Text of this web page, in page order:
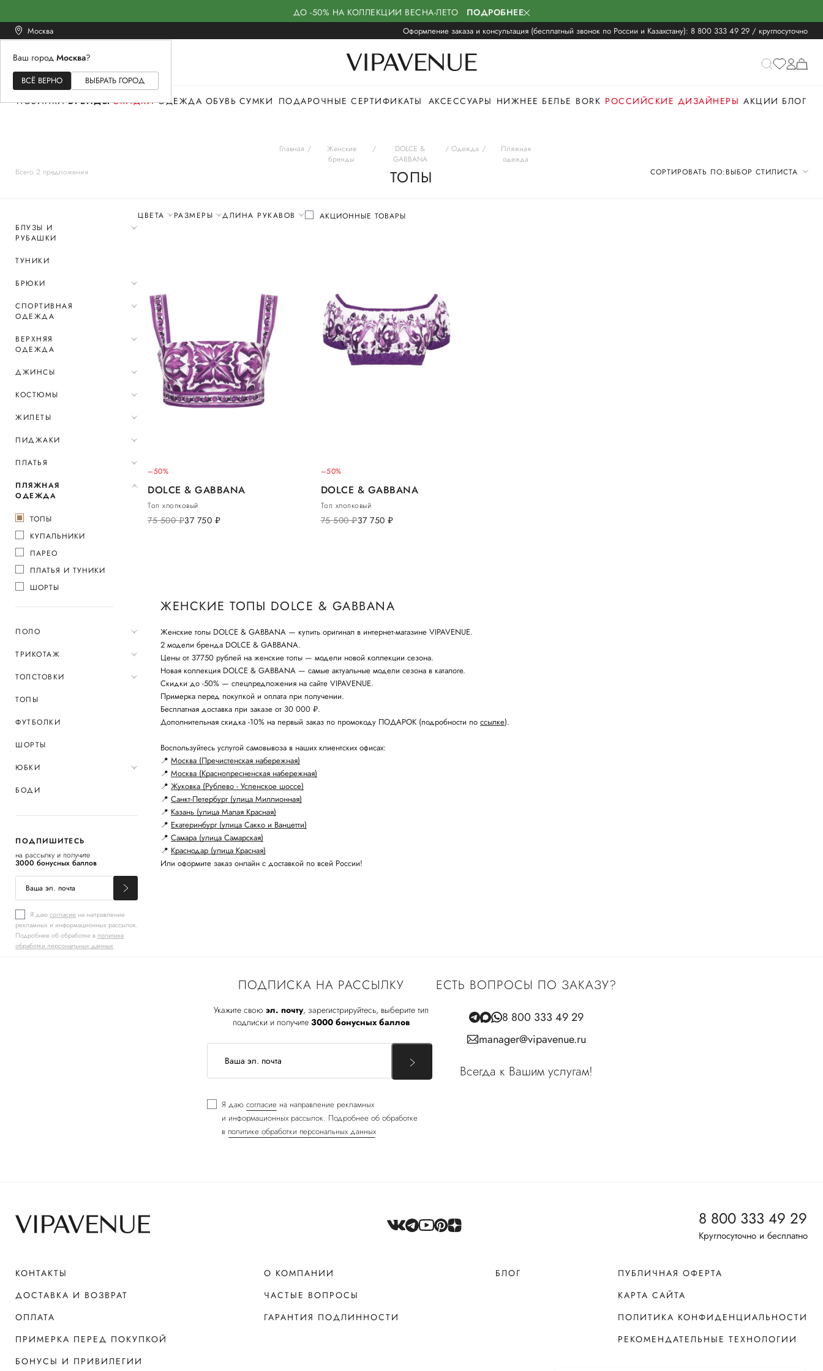
ДО -50% НА КОЛЛЕКЦИИ ВЕСНА-ЛЕТО ПОДРОБНЕЕ
Москва Оформление заказа и консультация (бесплатный звонок по России и Казахстану): 8 800 333 49 29 / круглосуточно
Ваш город Москва?
ВСЁ ВЕРНО ВЫБРАТЬ ГОРОД
ЖЕНСКОЕМУЖСКОЕ
НОВИНКИ БРЕНДЫ СКИДКИ ОДЕЖДА ОБУВЬ СУМКИ ПОДАРОЧНЫЕ СЕРТИФИКАТЫ АКСЕССУАРЫ НИЖНЕЕ БЕЛЬЕ BORK РОССИЙСКИЕ ДИЗАЙНЕРЫ АКЦИИ БЛОГ
Всего 2 предложения
Главная
Женские
бренды
DOLCE &
GABBANA
Одежда
Пляжная
одежда
ТОПЫ СОРТИРОВАТЬ ПО:ВЫБОР СТИЛИСТА
БЛУЗЫ И
РУБАШКИ
ТУНИКИ
БРЮКИ
СПОРТИВНАЯ
ОДЕЖДА
ВЕРХНЯЯ
ОДЕЖДА
ДЖИНСЫ
КОСТЮМЫ
ЖИЛЕТЫ
ПИДЖАКИ
ПЛАТЬЯ
ПЛЯЖНАЯ
ОДЕЖДА
ТОПЫ
КУПАЛЬНИКИ
ПАРЕО
ПЛАТЬЯ И ТУНИКИ
ШОРТЫ
ПОЛО
ТРИКОТАЖ
ТОЛСТОВКИ
ТОПЫ
ФУТБОЛКИ
ШОРТЫ
ЮБКИ
БОДИ
ПОДПИШИТЕСЬ
на рассылку и получите
3000 бонусных баллов
Я даюсогласие на направление
рекламных и информационных рассылок.
Подробнее об обработке в политике
обработки персональных данных
ЦВЕТА РАЗМЕРЫ ДЛИНА РУКАВОВ АКЦИОННЫЕ ТОВАРЫ
–50%
DOLCE & GABBANA
Топ хлопковый
75 500руб.37 750 руб.
–50%
DOLCE & GABBANA
Топ хлопковый
75 500руб.37 750 руб.
ЖЕНСКИЕ ТОПЫ DOLCE & GABBANA
Женские топы DOLCE & GABBANA — купить оригинал в интернет-магазине VIPAVENUE.
2 модели бренда DOLCE & GABBANA.
Цены от 37750 рублей на женские топы — модели новой коллекции сезона.
Новая коллекция DOLCE & GABBANA — самые актуальные модели сезона в каталоге.
Скидки до -50% — спецпредложения на сайте VIPAVENUE.
Примерка перед покупкой и оплата при получении.
Бесплатная доставка при заказе от 30 000 ₽.
Дополнительная скидка -10% на первый заказ по промокоду ПОДАРОК (подробности по ссылке).
Воспользуйтесь услугой самовывоза в наших клиентских офисах:
📍 Москва (Пречистенская набережная)
📍 Москва (Краснопресненская набережная)
📍 Жуковка (Рублево - Успенское шоссе)
📍 Санкт-Петербург (улица Миллионная)
📍 Казань (улица Малая Красная)
📍 Екатеринбург (улица Сакко и Ванцетти)
📍 Самара (улица Самарская)
📍 Краснодар (улица Красная)
Или оформите заказ онлайн с доставкой по всей России!
ПОДПИСКА НА РАССЫЛКУ
Укажите свою эл. почту, зарегистрируйтесь, выберите тип
подписки и получите 3000 бонусных баллов
Я даю согласие на направление рекламных
и информационных рассылок. Подробнее об обработке
в политике обработки персональных данных
ЕСТЬ ВОПРОСЫ ПО ЗАКАЗУ?
8 800 333 49 29
manager@vipavenue.ru
Всегда к Вашим услугам!
8 800 333 49 29
Круглосуточно и бесплатно
КОНТАКТЫ
ДОСТАВКА И ВОЗВРАТ
ОПЛАТА
ПРИМЕРКА ПЕРЕД ПОКУПКОЙ
БОНУСЫ И ПРИВИЛЕГИИ
О КОМПАНИИ
ЧАСТЫЕ ВОПРОСЫ
ГАРАНТИЯ ПОДЛИННОСТИ
БЛОГ
ПУБЛИЧНАЯ ОФЕРТА
КАРТА САЙТА
ПОЛИТИКА КОНФИДЕНЦИАЛЬНОСТИ
РЕКОМЕНДАТЕЛЬНЫЕ ТЕХНОЛОГИИ